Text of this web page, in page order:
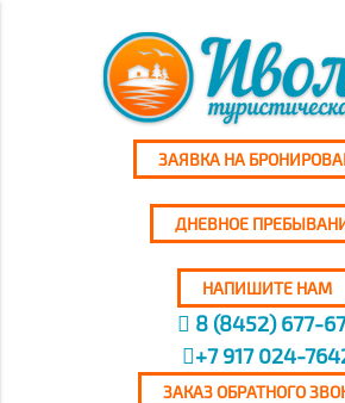
ЗАЯВКА НА
ДНЕВНОЕ
НАПИШИТЕ НАМ
8 (8452) 677-
+7 917 024-
ЗАКАЗ ОБРАТНОГО